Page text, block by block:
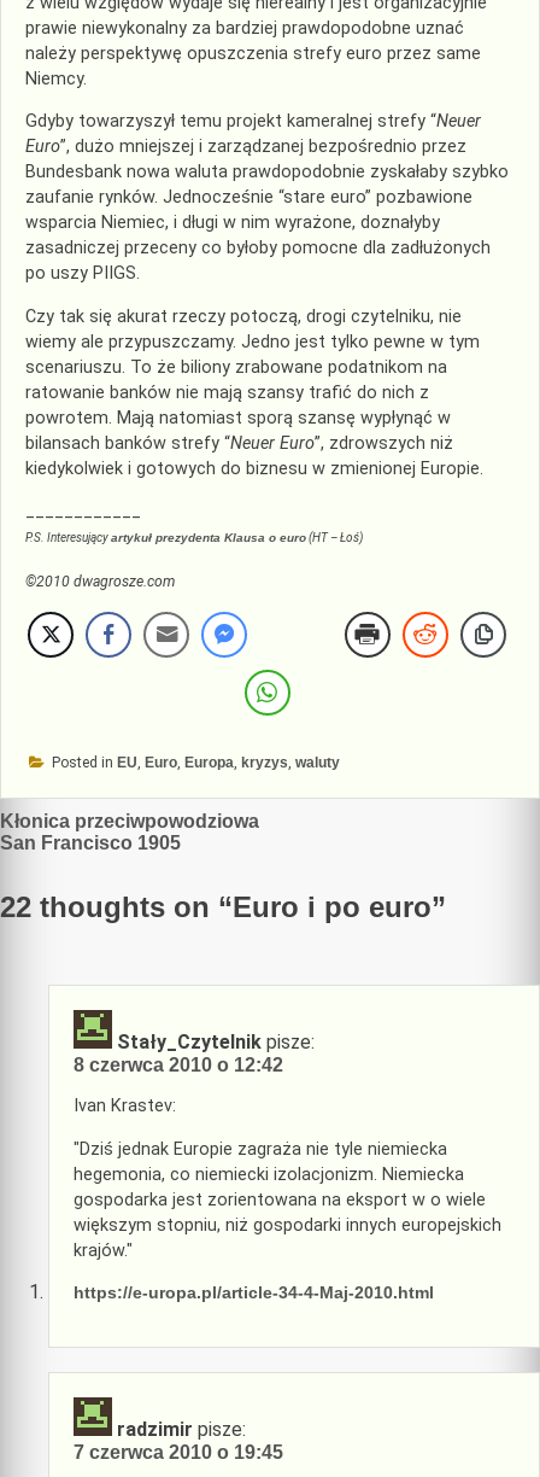
prawie niewykonalny za bardziej prawdopodobne uznać
należy perspektywę opuszczenia strefy euro przez same
Niemcy.
Gdyby towarzyszył temu projekt kameralnej strefy “Neuer
Euro”, dużo mniejszej i zarządzanej bezpośrednio przez
Bundesbank nowa waluta prawdopodobnie zyskałaby szybko
zaufanie rynków. Jednocześnie “stare euro” pozbawione
wsparcia Niemiec, i długi w nim wyrażone, doznałyby
zasadniczej przeceny co byłoby pomocne dla zadłużonych
po uszy PIIGS.
Czy tak się akurat rzeczy potoczą, drogi czytelniku, nie
wiemy ale przypuszczamy. Jedno jest tylko pewne w tym
scenariuszu. To że biliony zrabowane podatnikom na
ratowanie banków nie mają szansy trafić do nich z
powrotem. Mają natomiast sporą szansę wypłynąć w
bilansach banków strefy “Neuer Euro”, zdrowszych niż
kiedykolwiek i gotowych do biznesu w zmienionej Europie.
P.S. Interesującyartykuł prezydenta Klausa o euro(HT – Łoś)
©2010 dwagrosze.com
Posted in EU, Euro, Europa, kryzys, waluty
Nawigacja
wpisu
Kłonica przeciwpowodziowa
San Francisco 1905
22 thoughts on “Euro i po euro”
Stały_Czytelnik pisze:
8 czerwca 2010 o 12:42
Ivan Krastev:
"Dziś jednak Europie zagraża nie tyle niemiecka
hegemonia, co niemiecki izolacjonizm. Niemiecka
gospodarka jest zorientowana na eksport w o wiele
większym stopniu, niż gospodarki innych europejskich
krajów."
https://e-uropa.pl/article-34-4-Maj-2010.html
radzimir pisze:
7 czerwca 2010 o 19:45